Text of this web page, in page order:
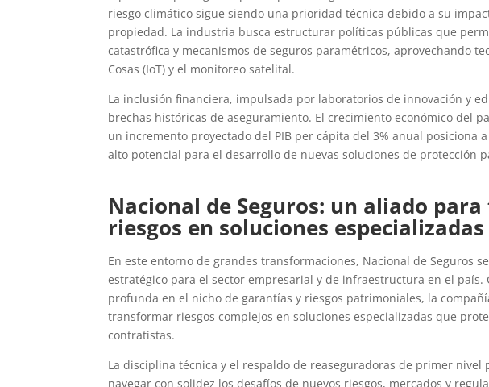
riesgo climático sigue siendo una prioridad técnica debido a su
propiedad. La industria busca estructurar políticas públicas que
catastrófica y mecanismos de seguros paramétricos, aprovechando
Cosas (IoT) y el monitoreo satelital.
La inclusión financiera, impulsada por laboratorios de innovación y
brechas históricas de aseguramiento. El crecimiento económico del
un incremento proyectado del PIB per cápita del 3% anual posiciona
alto potencial para el desarrollo de nuevas soluciones de protección
Nacional de Seguros: un aliado
riesgos en soluciones especializadas
En este entorno de grandes transformaciones, Nacional de Seguros
estratégico para el sector empresarial y de infraestructura en el país.
profunda en el nicho de garantías y riesgos patrimoniales, la
transformar riesgos complejos en soluciones especializadas que
contratistas.
La disciplina técnica y el respaldo de reaseguradoras de primer nivel
navegar con solidez los desafíos de nuevos riesgos, mercados y